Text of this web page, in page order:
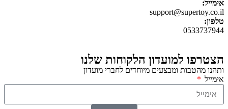
אימייל:
support@supertoy.co.il
טלפון:
0533737944
הצטרפו למועדון הלקוחות שלנו
ותהנו מהטבות ומבצעים מיוחדים לחברי מועדון
אימייל